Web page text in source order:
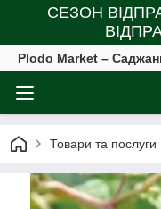
СЕЗОН
Plodo Market –
Товари та послуги